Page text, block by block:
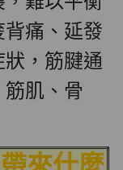
痛、延發
， 筋腱通
肌、骨